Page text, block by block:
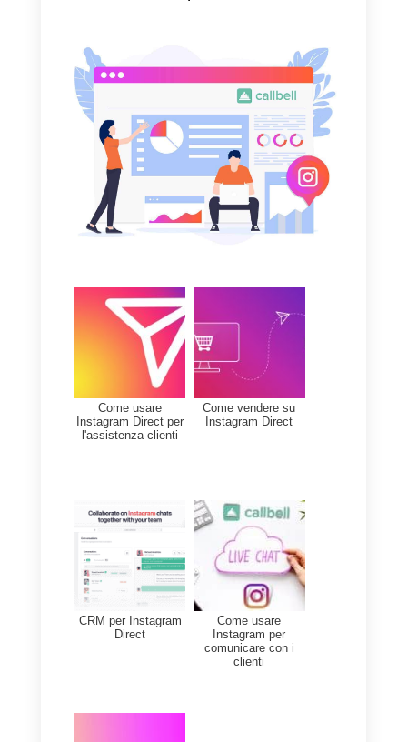
comunicare efficacemente cosa
vuoi proporre in modo chiaro e
conciso.
Come organizzare un
da dedicare ad Instagram
Direct
Se la tua attività ha intenzione di
gestire una grande quantità di
messaggi su Instagram Direct,
organizzare e strutturare un team
che si dedicherà alle vendite o al
supporto cliente.
Per questo Callbell ti permette di
Instagram Direct in pochi click.